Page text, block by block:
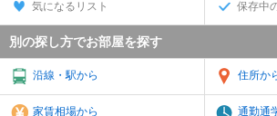
気になるリスト 保存中
別の探し方でお部屋を探す
沿線・駅から 住所か
家賃相場から 通勤通